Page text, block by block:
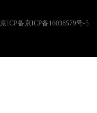
京ICP备京ICP备16038579号-5